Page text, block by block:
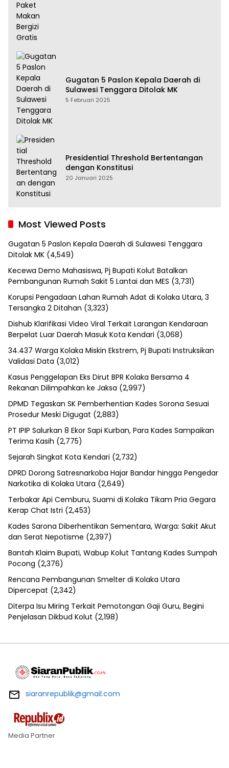
Gugatan 5 Paslon Kepala Daerah di
Sulawesi Tenggara Ditolak MK
5 Februari 2025
Presidential Threshold Bertentangan
dengan Konstitusi
20 Januari 2025
Most Viewed Posts
Gugatan 5 Paslon Kepala Daerah di Sulawesi Tenggara
Ditolak MK (4,549)
Kecewa Demo Mahasiswa, Pj Bupati Kolut Batalkan
Pembangunan Rumah Sakit 5 Lantai dan MES (3,731)
Korupsi Pengadaan Lahan Rumah Adat di Kolaka Utara, 3
Tersangka 2 Ditahan (3,323)
Dishub Klarifikasi Video Viral Terkait Larangan Kendaraan
Berpelat Luar Daerah Masuk Kota Kendari (3,068)
34.437 Warga Kolaka Miskin Ekstrem, Pj Bupati Instruksikan
Validasi Data (3,012)
Kasus Penggelapan Eks Dirut BPR Kolaka Bersama 4
Rekanan Dilimpahkan ke Jaksa (2,997)
DPMD Tegaskan SK Pemberhentian Kades Sorona Sesuai
Prosedur Meski Digugat (2,883)
PT IPIP Salurkan 8 Ekor Sapi Kurban, Para Kades Sampaikan
Terima Kasih (2,775)
Sejarah Singkat Kota Kendari (2,732)
DPRD Dorong Satresnarkoba Hajar Bandar hingga Pengedar
Narkotika di Kolaka Utara (2,649)
Terbakar Api Cemburu, Suami di Kolaka Tikam Pria Gegara
Kerap Chat Istri (2,453)
Kades Sarona Diberhentikan Sementara, Warga: Sakit Akut
dan Serat Nepotisme (2,397)
Bantah Klaim Bupati, Wabup Kolut Tantang Kades Sumpah
Pocong (2,376)
Rencana Pembangunan Smelter di Kolaka Utara
Dipercepat (2,342)
Diterpa Isu Miring Terkait Pemotongan Gaji Guru, Begini
Penjelasan Dikbud Kolut (2,198)
siaranrepublik@gmail.com
Media Partner